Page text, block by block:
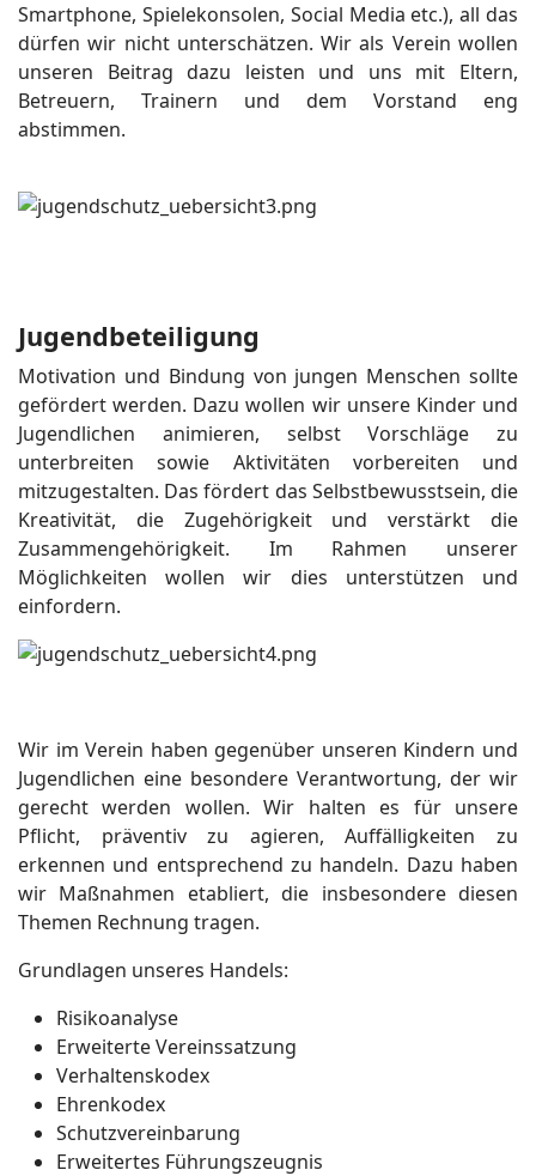
Smartphone, Spielekonsolen, Social Media etc.), all das
dürfen wir nicht unterschätzen. Wir als Verein wollen
unseren Beitrag dazu leisten und uns mit Eltern,
Betreuern, Trainern und dem Vorstand eng
abstimmen.
Jugendbeteiligung
Motivation und Bindung von jungen Menschen sollte
gefördert werden. Dazu wollen wir unsere Kinder und
Jugendlichen animieren, selbst Vorschläge zu
unterbreiten sowie Aktivitäten vorbereiten und
mitzugestalten. Das fördert das Selbstbewusstsein, die
Kreativität, die Zugehörigkeit und verstärkt die
Zusammengehörigkeit. Im Rahmen unserer
Möglichkeiten wollen wir dies unterstützen und
einfordern.
Wir im Verein haben gegenüber unseren Kindern und
Jugendlichen eine besondere Verantwortung, der wir
gerecht werden wollen. Wir halten es für unsere
Pflicht, präventiv zu agieren, Auffälligkeiten zu
erkennen und entsprechend zu handeln. Dazu haben
wir Maßnahmen etabliert, die insbesondere diesen
Themen Rechnung tragen.
Grundlagen unseres Handels:
Risikoanalyse
Erweiterte Vereinssatzung
Verhaltenskodex
Ehrenkodex
Schutzvereinbarung
Erweitertes Führungszeugnis